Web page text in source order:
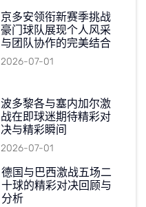
京多安领衔新赛季挑战
豪门球队展现个人风采
与团队协作的完美结合
2026-07-01
波多黎各与塞内加尔激
战在即球迷期待精彩对
决与精彩瞬间
2026-07-01
德国与巴西激战五场二
十球的精彩对决回顾与
分析